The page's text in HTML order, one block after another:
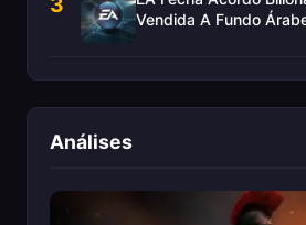
Vendida A Fundo
Análises